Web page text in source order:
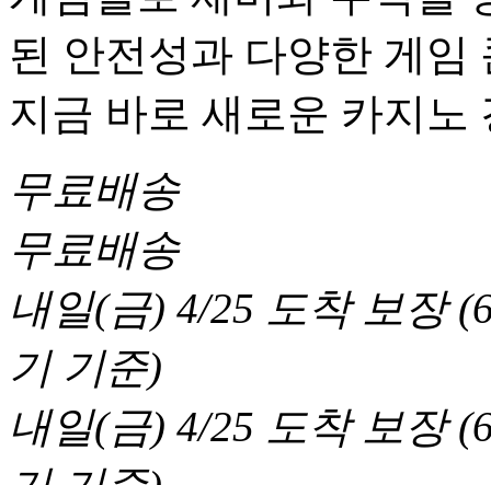
된 안전성과 다양한 게임
지금 바로 새로운 카지노
무료배송
무료배송
내일(금) 4/25 도착 보장(
기 기준)
내일(금) 4/25 도착 보장(